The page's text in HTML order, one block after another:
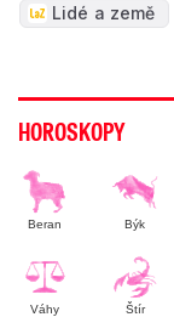
Lidé a země
HOROSKOPY
Beran Býk
Váhy Štír